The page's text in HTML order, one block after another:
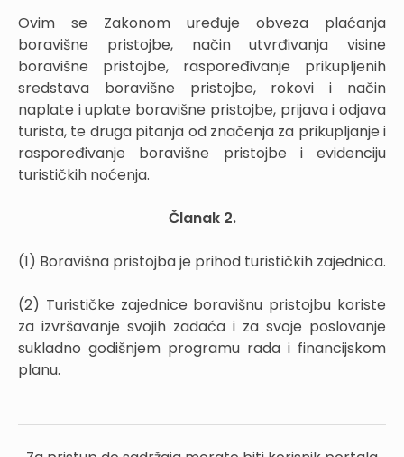
Ovim se Zakonom uređuje obveza plaćanja
boravišne pristojbe, način utvrđivanja visine
boravišne pristojbe, raspoređivanje prikupljenih
sredstava boravišne pristojbe, rokovi i način
naplate i uplate boravišne pristojbe, prijava i odjava
turista, te druga pitanja od značenja za prikupljanje i
raspoređivanje boravišne pristojbe i evidenciju
turističkih noćenja.
Članak 2.
(1) Boravišna pristojba je prihod turističkih zajednica.
(2) Turističke zajednice boravišnu pristojbu koriste
za izvršavanje svojih zadaća i za svoje poslovanje
sukladno godišnjem programu rada i financijskom
planu.